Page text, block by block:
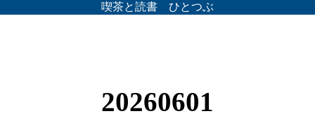
喫茶と読書 ひとつぶ
20260601